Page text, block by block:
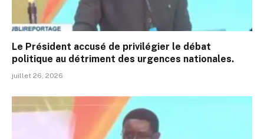
Le Président accusé de privilégier le débat
politique au détriment des urgences nationales.
juillet 26, 2026